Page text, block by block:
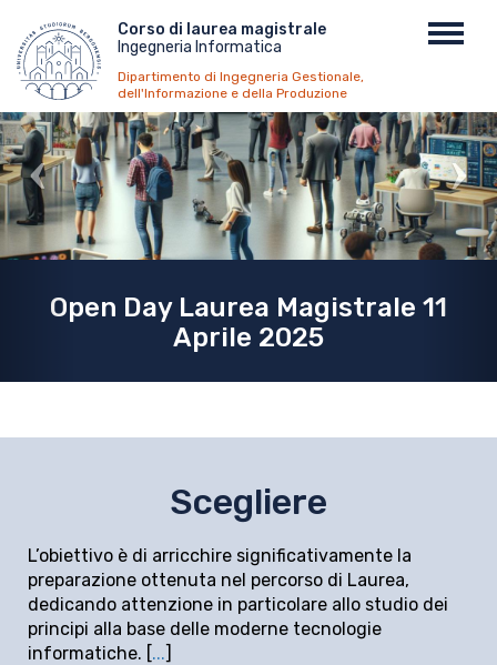
contenuto
principale
Menu
top
Corso di laurea magistrale
Ingegneria Informatica
Dipartimento di Ingegneria Gestionale,
dell'Informazione e della Produzione
Open Day Laurea Magistrale 11
Aprile 2025
Scegliere
L’obiettivo è di arricchire significativamente la
preparazione ottenuta nel percorso di Laurea,
dedicando attenzione in particolare allo studio dei
principi alla base delle moderne tecnologie
informatiche. [...]